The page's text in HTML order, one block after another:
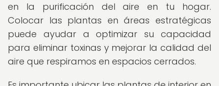
en la purificación del aire en tu hogar.
Colocar las plantas en áreas estratégicas
puede ayudar a optimizar su capacidad
para eliminar toxinas y mejorar la calidad del
aire que respiramos en espacios cerrados.